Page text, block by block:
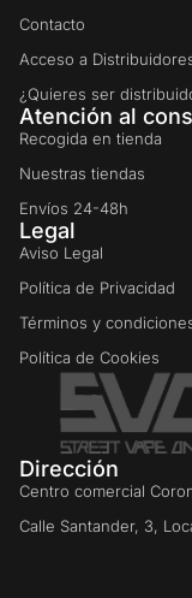
Contacto
Acceso a
¿Quieres ser
Atención al
Recogida en tienda
Nuestras tiendas
Envíos 24-48h
Legal
Aviso Legal
Política de Privacidad
Términos y
Política de Cookies
Dirección
Centro comercial
Calle Santander, 3,